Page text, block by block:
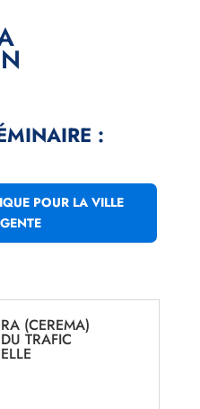
:
POUR LA VILLE
(CEREMA)
TRAFIC